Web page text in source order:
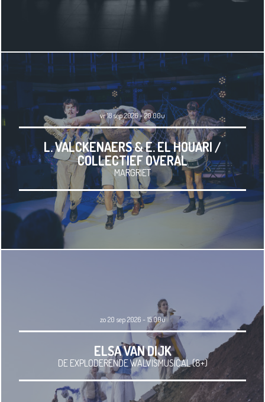
vr 18 sep 2026 - 20.00u
L. VALCKENAERS & E. EL HOUARI /
COLLECTIEF OVERAL
MARGRIET
zo 20 sep 2026 - 15.00u
ELSA VAN DIJK
DE EXPLODERENDE WALVISMUSICAL (8+)